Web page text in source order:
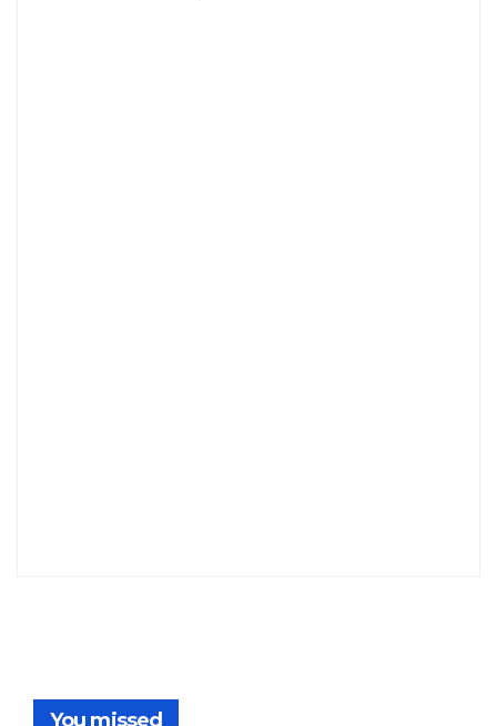
You missed